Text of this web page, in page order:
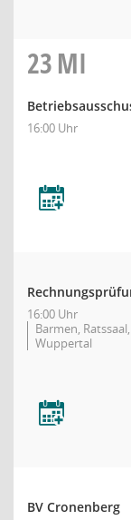
23MI
16:00 Uhr
16:00 Uhr
Barmen,
Wuppertal
BV Cronenberg